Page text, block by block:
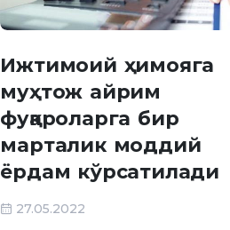
Ижтимоий ҳимояга
муҳтож айрим
фуқароларга бир
марталик моддий
ёрдам кўрсатилади
27.05.2022